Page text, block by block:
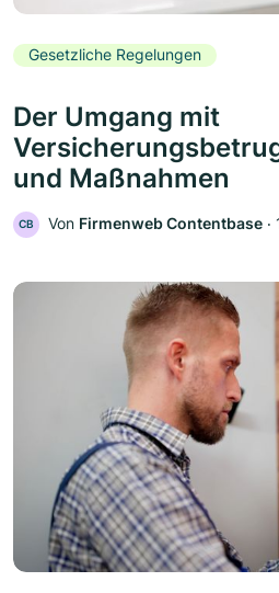
Gesetzliche Regelungen
Der Umgang mit
und Maßnahmen
CB Von Firmenweb Contentbase ‧